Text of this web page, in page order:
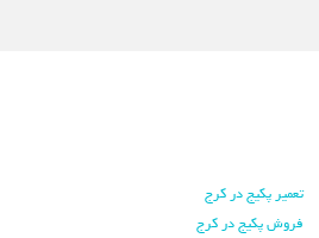
تعمیر پکیج در کرج
فروش پکیج در کرج